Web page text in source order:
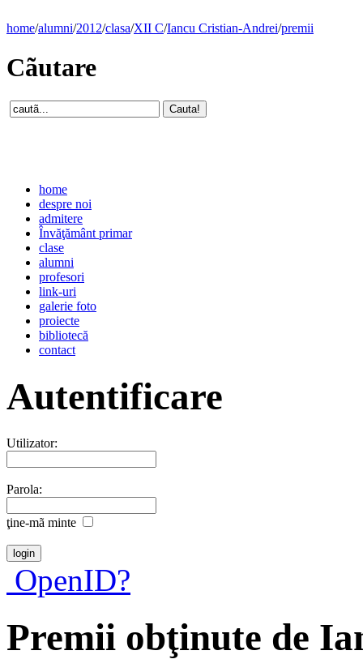
home/alumni/2012/clasa/XII C/Iancu Cristian-Andrei/premii
Cãutare
home
despre noi
admitere
Învăţământ primar
clase
alumni
profesori
link-uri
galerie foto
proiecte
bibliotecă
contact
Autentificare
Utilizator:
Parola:
ţine-mã minte
OpenID?
Premii obţinute de